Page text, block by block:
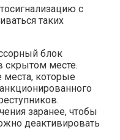
с
таких
блок
скрытом месте.
места, которые
заранее, чтобы
деактивировать